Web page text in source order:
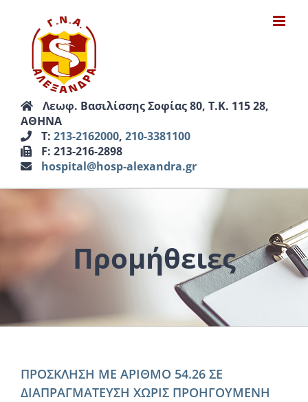
περιεχόμενο
Λεωφ. Βασιλίσσης Σοφίας 80, Τ.Κ. 115 28,
ΑΘΗΝΑ
Τ: 213-2162000, 210-3381100
F: 213-216-2898
hospital@hosp-alexandra.gr
Προμήθειες
ΠΡΟΣΚΛΗΣΗ ΜΕ ΑΡΙΘΜΟ 54.26 ΣΕ
ΔΙΑΠΡΑΓΜΑΤΕΥΣΗ ΧΩΡΙΣ ΠΡΟΗΓΟΥΜΕΝΗ